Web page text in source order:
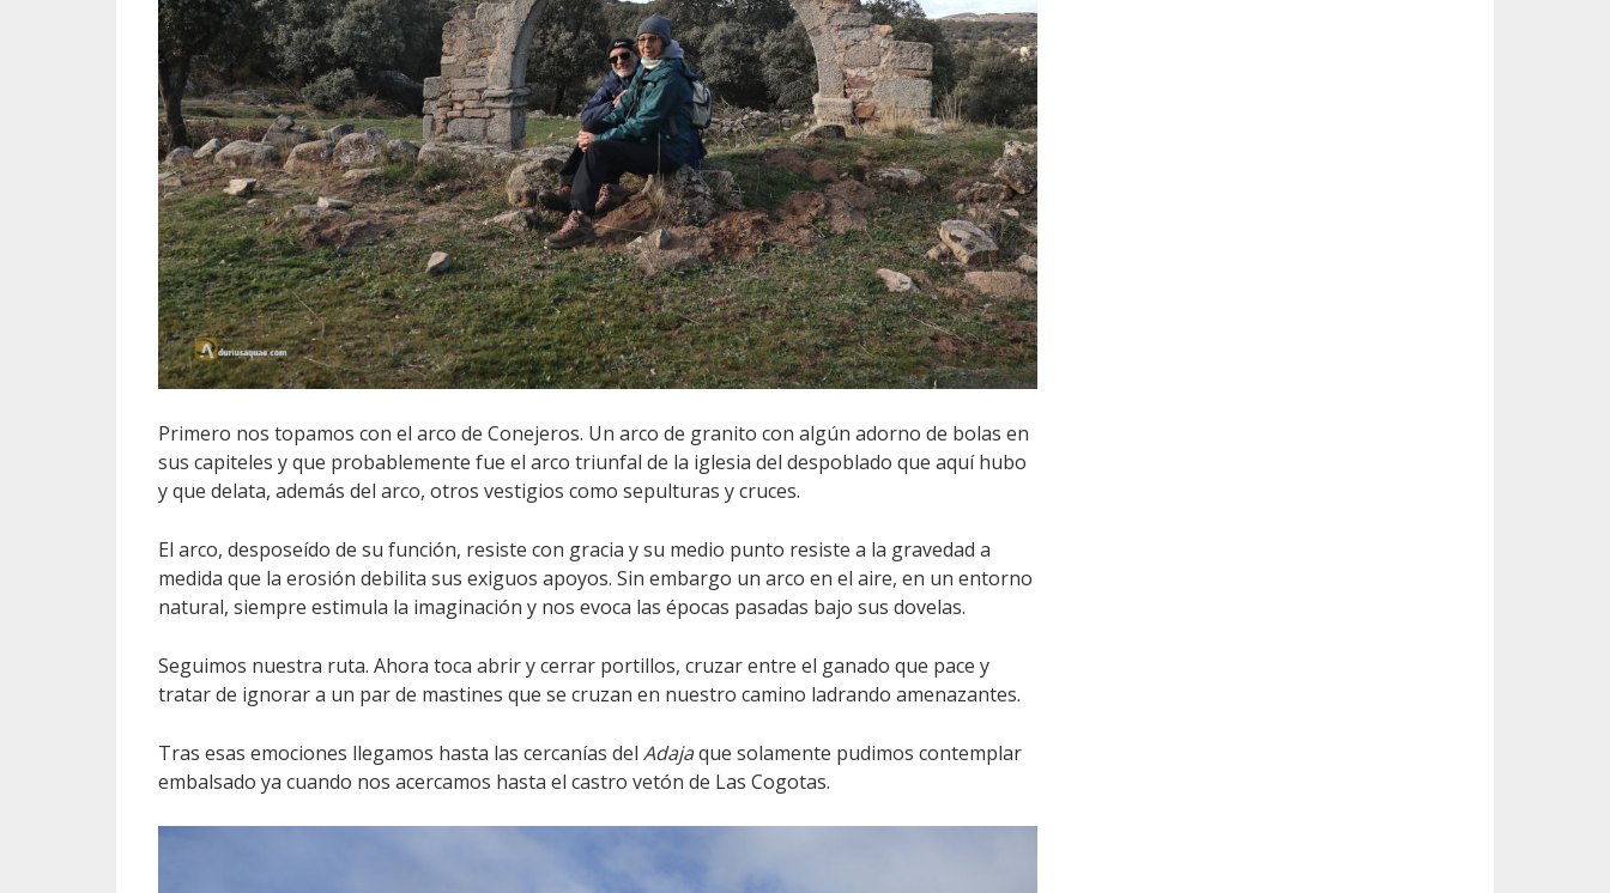
Primero nos topamos con el arco de Conejeros. Un arco de granito con algún adorno de bolas en
sus capiteles y que probablemente fue el arco triunfal de la iglesia del despoblado que aquí hubo
y que delata, además del arco, otros vestigios como sepulturas y cruces.
El arco, desposeído de su función, resiste con gracia y su medio punto resiste a la gravedad a
medida que la erosión debilita sus exiguos apoyos. Sin embargo un arco en el aire, en un entorno
natural, siempre estimula la imaginación y nos evoca las épocas pasadas bajo sus dovelas.
Seguimos nuestra ruta. Ahora toca abrir y cerrar portillos, cruzar entre el ganado que pace y
tratar de ignorar a un par de mastines que se cruzan en nuestro camino ladrando amenazantes.
Tras esas emociones llegamos hasta las cercanías del Adajaque solamente pudimos contemplar
embalsado ya cuando nos acercamos hasta el castro vetón de Las Cogotas.